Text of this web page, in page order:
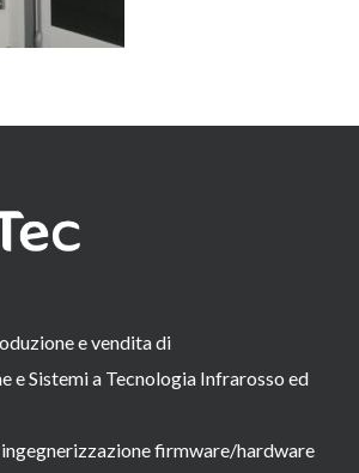
e vendita di
e Sistemi a Tecnologia Infrarosso ed
firmware/hardware